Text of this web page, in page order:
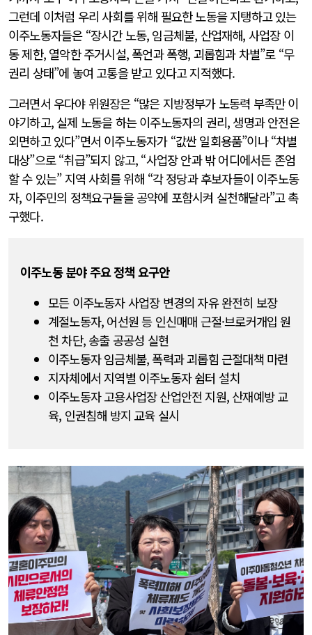
그런데 이처럼 우리 사회를 위해 필요한 노동을 지탱하고 있는
이주노동자들은 “장시간 노동, 임금체불, 산업재해, 사업장 이
동 제한, 열악한 주거시설, 폭언과 폭행, 괴롭힘과 차별”로 “무
권리 상태”에 놓여 고통을 받고 있다고 지적했다.
그러면서 우다야 위원장은 “많은 지방정부가 노동력 부족만 이
야기하고, 실제 노동을 하는 이주노동자의 권리, 생명과 안전은
외면하고 있다”면서 이주노동자가 “값싼 일회용품”이나 “차별
대상”으로 “취급”되지 않고, “사업장 안과 밖 어디에서든 존엄
할 수 있는” 지역 사회를 위해 “각 정당과 후보자들이 이주노동
자, 이주민의 정책요구들을 공약에 포함시켜 실천해달라”고 촉
구했다.
이주노동 분야 주요 정책 요구안
모든 이주노동자 사업장 변경의 자유 완전히 보장
계절노동자, 어선원 등 인신매매 근절·브로커개입 원
천 차단, 송출 공공성 실현
이주노동자 임금체불, 폭력과 괴롭힘 근절대책 마련
지자체에서 지역별 이주노동자 쉼터 설치
이주노동자 고용사업장 산업안전 지원, 산재예방 교
육, 인권침해 방지 교육 실시